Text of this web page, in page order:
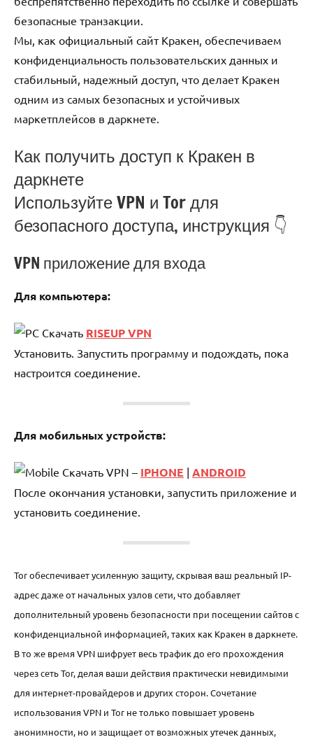
безопасные транзакции.
Мы, как официальный сайт Кракен, обеспечиваем
конфиденциальность пользовательских данных и
стабильный, надежный доступ, что делает Кракен
одним из самых безопасных и устойчивых
маркетплейсов в даркнете.
Как получить доступ к Кракен в
даркнете
Используйте VPN и Tor для
безопасного доступа, инструкция 👇
VPN приложение для входа
Для компьютера:
Скачать RISEUP VPN
Установить. Запустить программу и подождать, пока
настроится соединение.
Для мобильных устройств:
Скачать VPN – IPHONE | ANDROID
После окончания установки, запустить приложение и
установить соединение.
Tor обеспечивает усиленную защиту, скрывая ваш реальный IP-
адрес даже от начальных узлов сети, что добавляет
дополнительный уровень безопасности при посещении сайтов с
конфиденциальной информацией, таких как Кракен в даркнете.
В то же время VPN шифрует весь трафик до его прохождения
через сеть Tor, делая ваши действия практически невидимыми
для интернет-провайдеров и других сторон. Сочетание
использования VPN и Tor не только повышает уровень
анонимности, но и защищает от возможных утечек данных,